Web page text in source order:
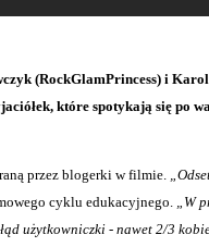
(RockGlamPrincess) i
które spotykają się po
przez blogerki w filmie.
cyklu edukacyjnego. „W
użytkowniczki - nawet 2/3